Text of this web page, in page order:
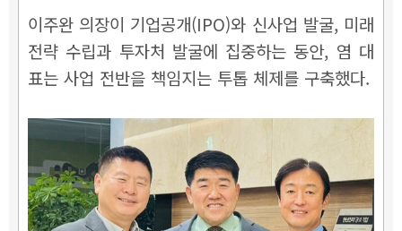
이주완 의장이 기업공개(IPO)와 신사업 발굴, 미래
전략 수립과 투자처 발굴에 집중하는 동안, 염 대
표는 사업 전반을 책임지는 투톱 체제를 구축했다.